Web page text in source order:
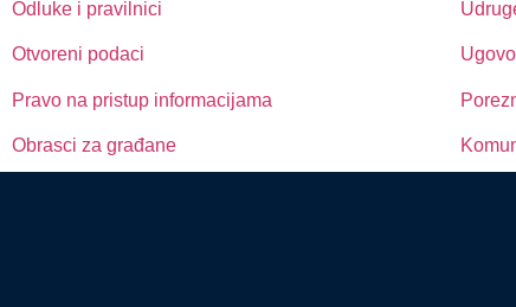
Odluke i pravilnici
Otvoreni podaci
Pravo na pristup informacijama
Obrasci za građane